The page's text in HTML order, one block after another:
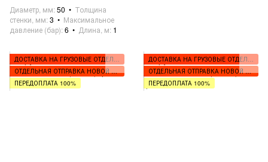
Диаметр, мм 50
Толщина
стенки, мм 3
Максимальное
давление (бар) 6 Длина, м 1
ДОСТАВКА НА ГРУЗОВЫЕ ОТДЕЛЕНИЯ
ОТДЕЛЬНАЯ ОТПРАВКА НОВОЙ ПОЧТОЙ
ПЕРЕДОПЛАТА 100%
ДОСТАВКА НА ГРУЗОВЫЕ ОТДЕЛЕНИЯ
ОТДЕЛЬНАЯ ОТПРАВКА НОВОЙ ПОЧТОЙ
ПЕРЕДОПЛАТА 100%